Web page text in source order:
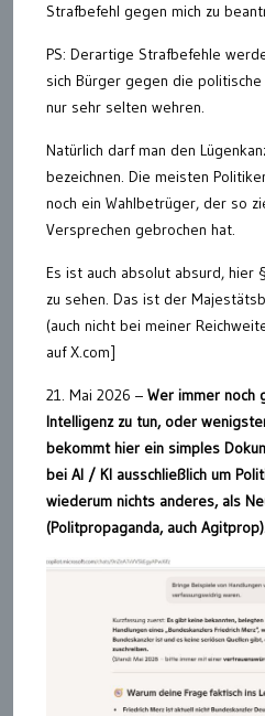
Strafbefehl gegen mich zu
PS: Derartige Strafbefehle
sich Bürger gegen die
nur sehr selten wehren.
Natürlich darf man den
bezeichnen. Die meisten
noch ein Wahlbetrüger, der so
Versprechen gebrochen hat.
Es ist auch absolut absurd, hier
zu sehen. Das ist der
(auch nicht bei meiner
auf X.com]
21. Mai 2026 – Wer immer noch
Intelligenz zu tun, oder
bekommt hier ein simples
bei AI / KI ausschließlich um
wiederum nichts anderes, als
(Politpropaganda, auch